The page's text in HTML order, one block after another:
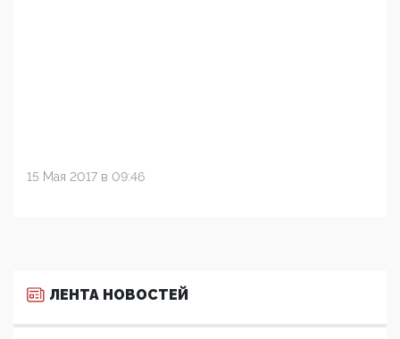
15 Мая 2017 в 09:46
ЛЕНТА НОВОСТЕЙ